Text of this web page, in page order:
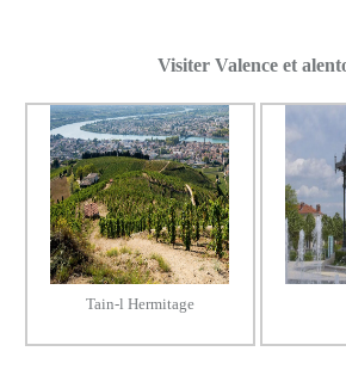
Visiter Valence et
Tain-l Hermitage